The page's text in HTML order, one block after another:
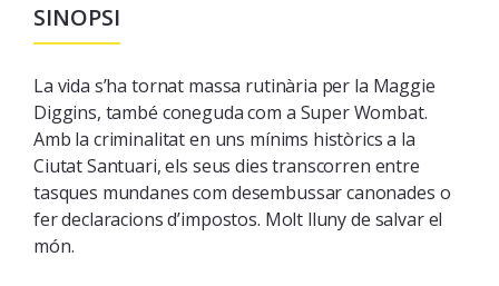
SINOPSI
La vida s’ha tornat massa rutinària per la Maggie
Diggins, també coneguda com a Super Wombat.
Amb la criminalitat en uns mínims històrics a la
Ciutat Santuari, els seus dies transcorren entre
tasques mundanes com desembussar canonades o
fer declaracions d’impostos. Molt lluny de salvar el
món.